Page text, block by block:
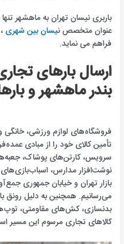
باربری نیسان تهران به ماهشهر
عنوان متخصص نیسان بین شهری
فراهم می نماید.
ارسال بارهای
بندر ماهشهر و
فروشگاه‌های لوازم ورزشی، خانگی
تأمین کالای خود را از مبادی
سرویس، کارتن‌های پوشاک،
نوشت‌افزار مدارس، اسباب‌بازی‌های
بازار تهران و خیابان جمهوری
می‌رسانیم. همچنین به دلیل رونق
بدنسازی، کش‌های مقاومتی،
کالاهای تجاری مرسوم این مسیر